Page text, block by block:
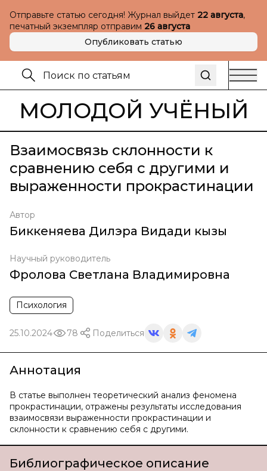
Отправьте статью сегодня! Журнал выйдет 22 августа,
печатный экземпляр отправим 26 августа
Опубликовать статью
МОЛОДОЙ УЧЁНЫЙ
Взаимосвязь склонности к
сравнению себя с другими и
выраженности прокрастинации
Автор
Биккеняева Дилэра Видади кызы
Научный руководитель
Фролова Светлана Владимировна
Психология
25.10.2024 78 Поделиться
Аннотация
В статье выполнен теоретический анализ феномена
прокрастинации, отражены результаты исследования
взаимосвязи выраженности прокрастинации и
склонности к сравнению себя с другими.
Библиографическое описание